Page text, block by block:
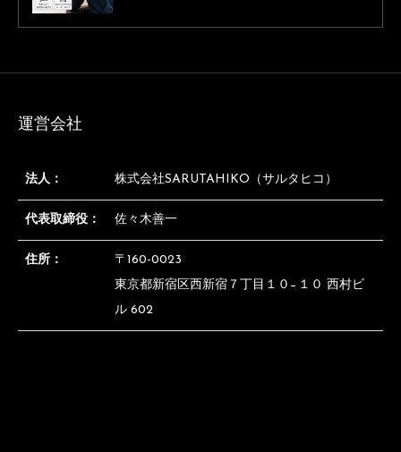
運営会社
法人： 株式会社SARUTAHIKO（サルタヒコ）
代表取締役： 佐々木善一
住所：
〒160-0023
東京都新宿区西新宿７丁目１０−１０ 西村ビ
ル 602